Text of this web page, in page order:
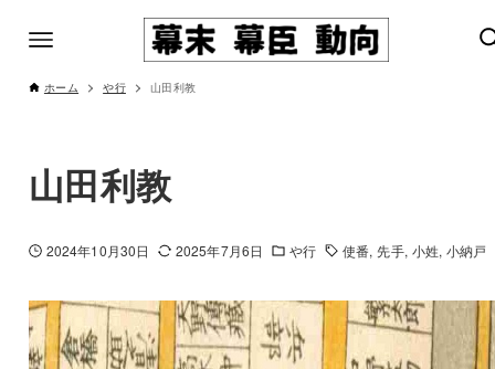
ホーム や行 山田利教
山田利教
2024年10月30日 2025年7月6日 や行 使番 先手 小姓 小納戸